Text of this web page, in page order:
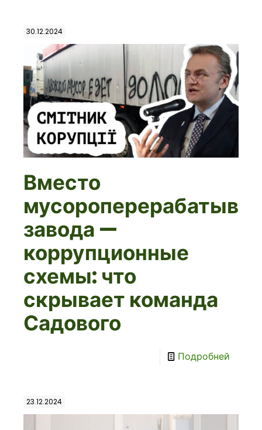
30.12.2024
Вместо
завода —
коррупционные
схемы: что
скрывает команда
Садового
Подробней
23.12.2024